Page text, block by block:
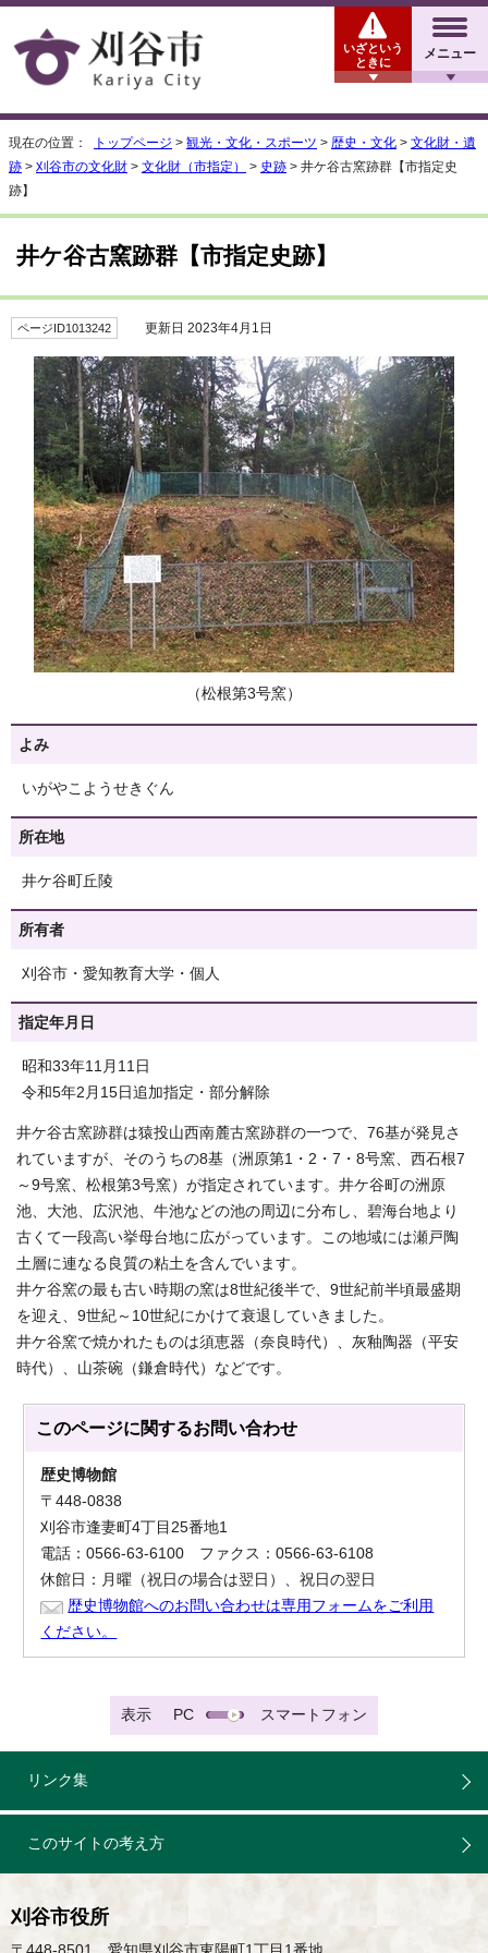
メニュー
いざという
ときに
現在の位置： トップページ > 観光・文化・スポーツ > 歴史・文化 > 文化財・遺
跡 > 刈谷市の文化財 > 文化財（市指定） > 史跡 > 井ケ谷古窯跡群【市指定史
跡】
井ケ谷古窯跡群【市指定史跡】
ページID1013242 更新日 2023年4月1日
（松根第3号窯）
よみ
いがやこようせきぐん
所在地
井ケ谷町丘陵
所有者
刈谷市・愛知教育大学・個人
指定年月日
昭和33年11月11日
令和5年2月15日追加指定・部分解除
井ケ谷古窯跡群は猿投山西南麓古窯跡群の一つで、76基が発見さ
れていますが、そのうちの8基（洲原第1・2・7・8号窯、西石根7
～9号窯、松根第3号窯）が指定されています。井ケ谷町の洲原
池、大池、広沢池、牛池などの池の周辺に分布し、碧海台地より
古くて一段高い挙母台地に広がっています。この地域には瀬戸陶
土層に連なる良質の粘土を含んでいます。
井ケ谷窯の最も古い時期の窯は8世紀後半で、9世紀前半頃最盛期
を迎え、9世紀～10世紀にかけて衰退していきました。
井ケ谷窯で焼かれたものは須恵器（奈良時代）、灰釉陶器（平安
時代）、山茶碗（鎌倉時代）などです。
このページに関するお問い合わせ
歴史博物館
〒448-0838
刈谷市逢妻町4丁目25番地1
電話：0566-63-6100 ファクス：0566-63-6108
休館日：月曜（祝日の場合は翌日）、祝日の翌日
歴史博物館へのお問い合わせは専用フォームをご利用
ください。
表示 PC スマートフォン
リンク集
このサイトの考え方
刈谷市役所